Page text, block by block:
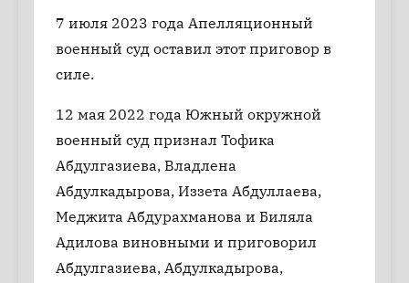
7 июля 2023 года Апелляционный
военный суд оставил этот приговор в
силе.
12 мая 2022 года Южный окружной
военный суд признал Тофика
Абдулгазиева, Владлена
Абдулкадырова, Иззета Абдуллаева,
Меджита Абдурахманова и Биляла
Адилова виновными и приговорил
Абдулгазиева, Абдулкадырова,